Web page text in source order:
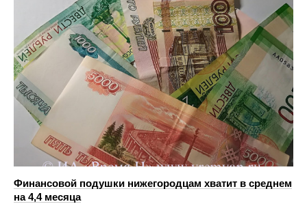
Финансовой подушки нижегородцам хватит в среднем
на 4,4 месяца